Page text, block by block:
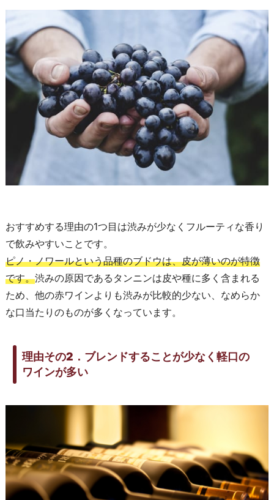
おすすめする理由の1つ目は渋みが少なくフルーティな香り
で飲みやすいことです。
ピノ・ノワールという品種のブドウは、皮が薄いのが特徴
です。渋みの原因であるタンニンは皮や種に多く含まれる
ため、他の赤ワインよりも渋みが比較的少ない、なめらか
な口当たりのものが多くなっています。
理由その2．ブレンドすることが少なく軽口の
ワインが多い